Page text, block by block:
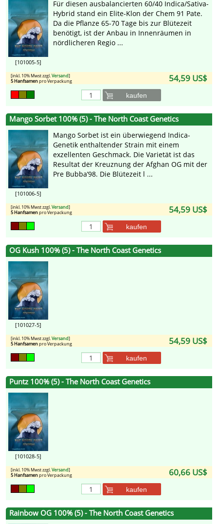
[101005-5]
Für diesen ausbalancierten 60/40 Indica/Sativa-
Hybrid stand ein Elite-Klon der Chem 91 Pate.
Da die Pflanze 65-70 Tage bis zur Blütezeit
benötigt, ist der Anbau in Innenräumen in
nördlicheren Regio ...
54,59 US$
[inkl. 10% Mwst zzgl.Versand]
5 Hanfsamenpro Verpackung
kaufen
Mango Sorbet 100% (5) - The North Coast Genetics
[101006-5]
Mango Sorbet ist ein überwiegend Indica-
Genetik enthaltender Strain mit einem
exzellenten Geschmack. Die Varietät ist das
Resultat der Kreuznung der Afghan OG mit der
Pre Bubba’98. Die Blütezeit l ...
54,59 US$
[inkl. 10% Mwst zzgl.Versand]
5 Hanfsamenpro Verpackung
kaufen
OG Kush 100% (5) - The North Coast Genetics
[101027-5]
54,59 US$
[inkl. 10% Mwst zzgl.Versand]
5 Hanfsamenpro Verpackung
kaufen
Puntz 100% (5) - The North Coast Genetics
[101028-5]
60,66 US$
[inkl. 10% Mwst zzgl.Versand]
5 Hanfsamenpro Verpackung
kaufen
Rainbow OG 100% (5) - The North Coast Genetics